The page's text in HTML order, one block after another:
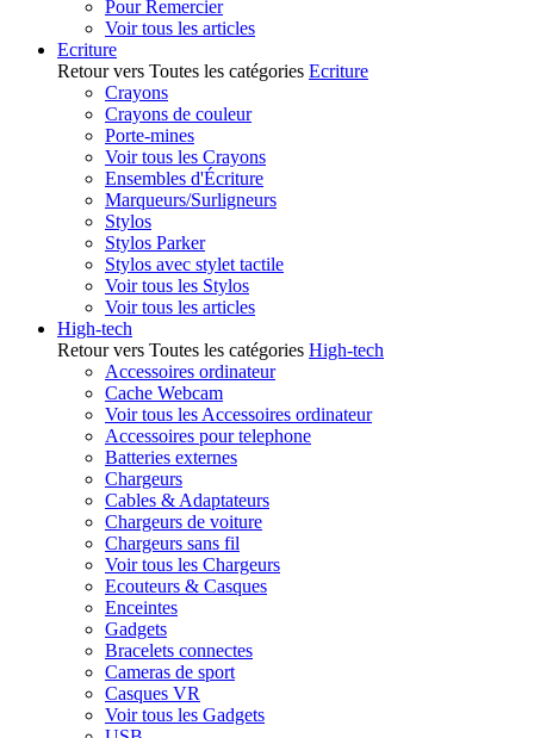
Pour Remercier
Voir tous les articles
Ecriture
Retour vers Toutes les catégories Ecriture
Crayons
Crayons de couleur
Porte-mines
Voir tous les Crayons
Ensembles d'Écriture
Marqueurs/Surligneurs
Stylos
Stylos Parker
Stylos avec stylet tactile
Voir tous les Stylos
Voir tous les articles
High-tech
Retour vers Toutes les catégories High-tech
Accessoires ordinateur
Cache Webcam
Voir tous les Accessoires ordinateur
Accessoires pour telephone
Batteries externes
Chargeurs
Cables & Adaptateurs
Chargeurs de voiture
Chargeurs sans fil
Voir tous les Chargeurs
Ecouteurs & Casques
Enceintes
Gadgets
Bracelets connectes
Cameras de sport
Casques VR
Voir tous les Gadgets